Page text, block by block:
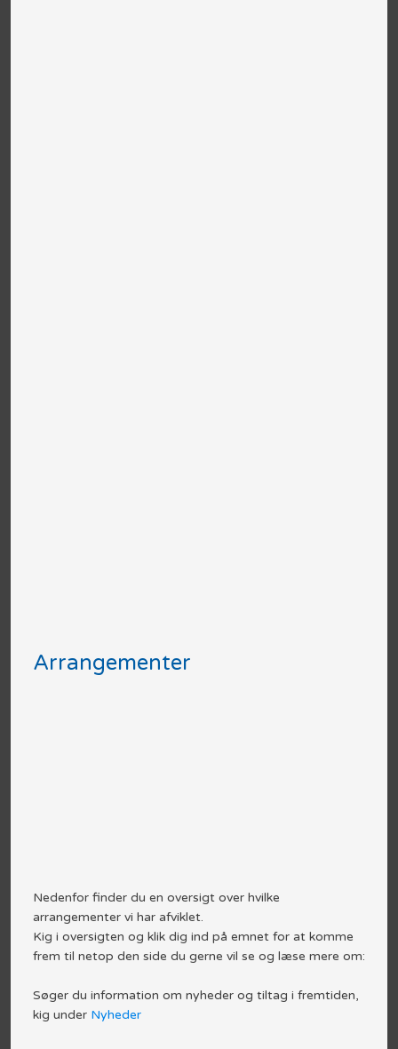
Arrangementer
Nedenfor finder du en oversigt over hvilke
arrangementer vi har afviklet.
Kig i oversigten og klik dig ind på emnet for at komme
frem til netop den side du gerne vil se og læse mere om:
Søger du information om nyheder og tiltag i fremtiden,
kig under Nyheder​​